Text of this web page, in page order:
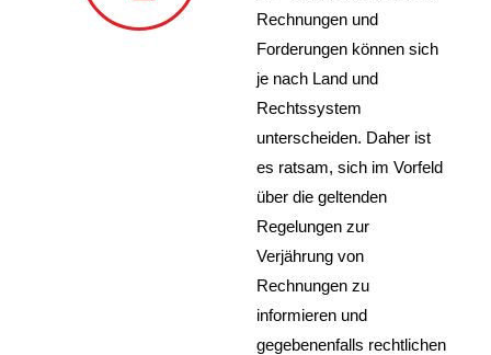
Rechnungen und
Forderungen können sich
je nach Land und
Rechtssystem
unterscheiden. Daher ist
es ratsam, sich im Vorfeld
über die geltenden
Regelungen zur
Verjährung von
Rechnungen zu
informieren und
gegebenenfalls rechtlichen